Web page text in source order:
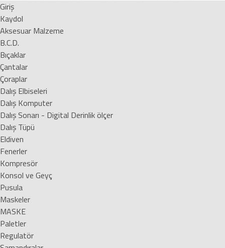
Giriş
Kaydol
Aksesuar Malzeme
B.C.D.
Bıçaklar
Çantalar
Çoraplar
Dalış Elbiseleri
Dalış Komputer
Dalış Sonarı - Digital Derinlik ölçer
Dalış Tüpü
Eldiven
Fenerler
Kompresör
Konsol ve Geyç
Pusula
Maskeler
MASKE
Paletler
Regulatör